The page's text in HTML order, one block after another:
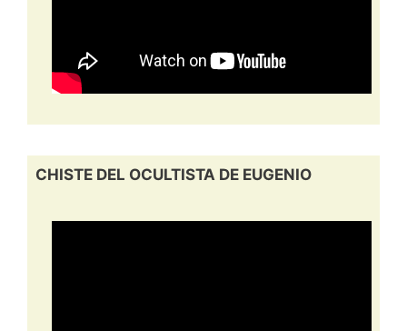
CHISTE DEL OCULTISTA DE EUGENIO